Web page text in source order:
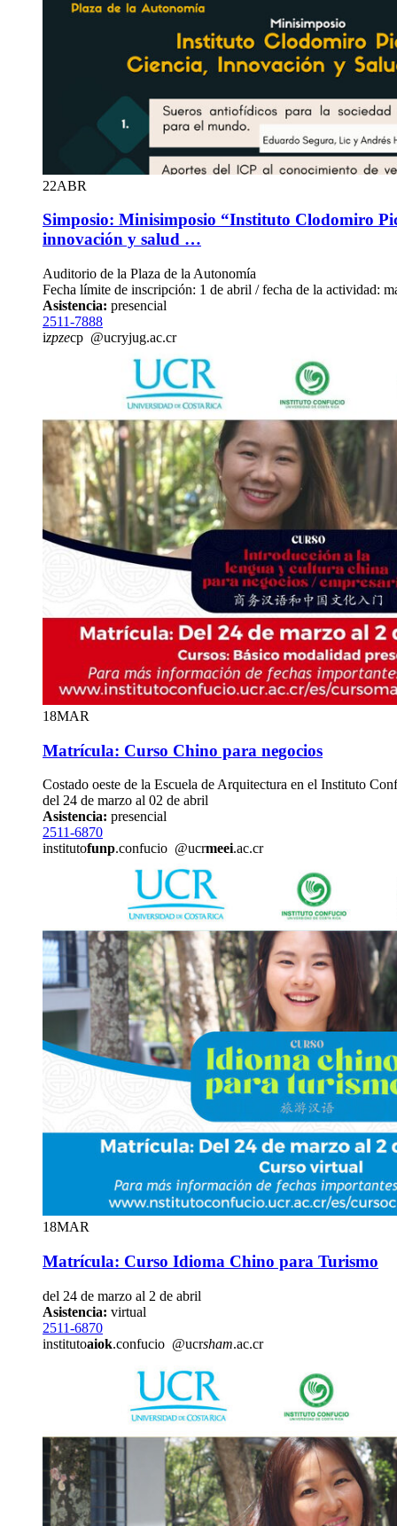
22ABR
Simposio: Minisimposio “Instituto Clodomiro
innovación y salud …
Auditorio de la Plaza de la Autonomía
Fecha límite de inscripción: 1 de abril / fecha de la actividad:
Asistencia: presencial
2511-7888
izpzecp @ucryjug.ac.cr
18MAR
Matrícula: Curso Chino para negocios
Costado oeste de la Escuela de Arquitectura en el Instituto
del 24 de marzo al 02 de abril
Asistencia: presencial
2511-6870
institutofunp.confucio @ucrmeei.ac.cr
18MAR
Matrícula: Curso Idioma Chino para Turismo
del 24 de marzo al 2 de abril
Asistencia: virtual
2511-6870
institutoaiok.confucio @ucrsham.ac.cr